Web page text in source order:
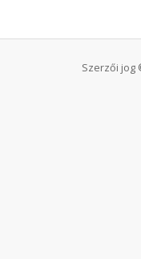
Szerzői jog